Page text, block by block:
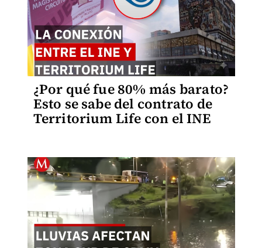
¿Por qué fue 80% más barato?
Esto se sabe del contrato de
Territorium Life con el INE